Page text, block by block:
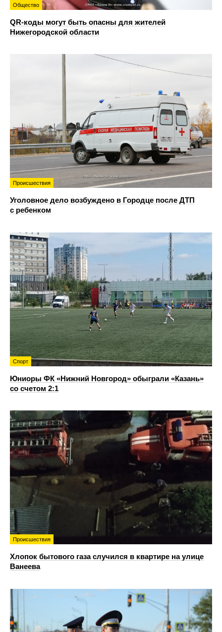
Общество
QR-коды могут быть опасны для жителей
Нижегородской области
Происшествия
Уголовное дело возбуждено в Городце после ДТП
с ребенком
Спорт
Юниоры ФК «Нижний Новгород» обыграли «Казань»
со счетом 2:1
Происшествия
Хлопок бытового газа случился в квартире на улице
Ванеева